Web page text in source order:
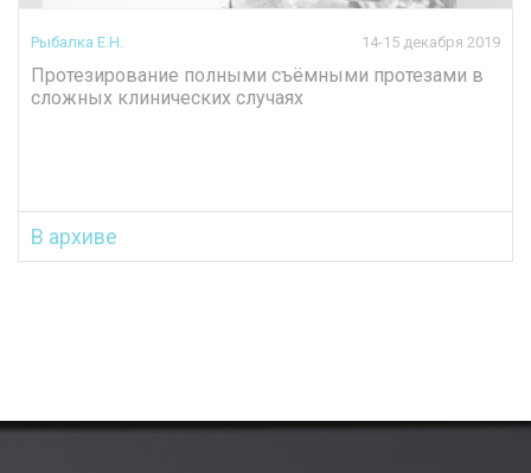
Рыбалка Е.Н. 14-15 декабря 2019
Протезирование полными съёмными протезами в
сложных клинических случаях
В архиве